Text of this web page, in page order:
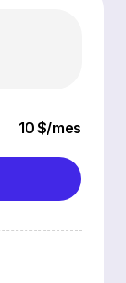
10 $/mes